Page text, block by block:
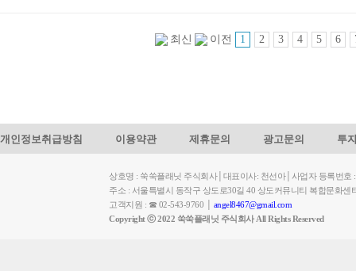
최신 이전 1 2 3 4 5 6
개인정보취급방침 이용약관 제휴문의 광고문의 투
상호명 : 쑥쑥플래닛 주식회사│대표이사: 천선아│사업자 등록번호
주소 : 서울특별시 동작구 상도로30길 40 상도커뮤니티 복합문화
고객지원 : ☎ 02-543-9760 │ angel8467@gmail.com
Copyright ⓒ 2022 쑥쑥플래닛 주식회사 All Rights Reserved